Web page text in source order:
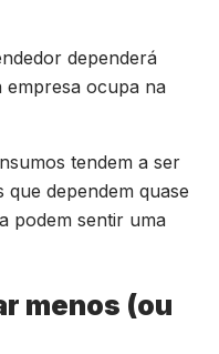
dependerá
empresa ocupa na
tendem a ser
dependem quase
podem sentir uma
menos (ou